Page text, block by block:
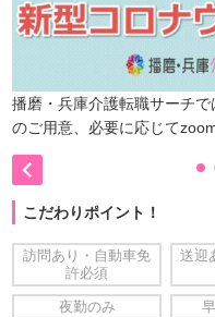
播磨・兵庫介護転職サーチ
のご用意、必要に応じて

こだわりポイント！
訪問あり・自動車免
許必須
送迎
夜勤のみ